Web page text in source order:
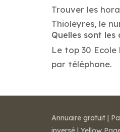
Trouver les
Thioleyres, le
Quelles sont les
Le top 30
par téléphone.
Annuaire gratuit |